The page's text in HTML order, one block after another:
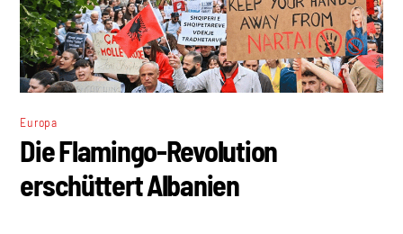
Europa
Die Flamingo-Revolution
erschüttert Albanien